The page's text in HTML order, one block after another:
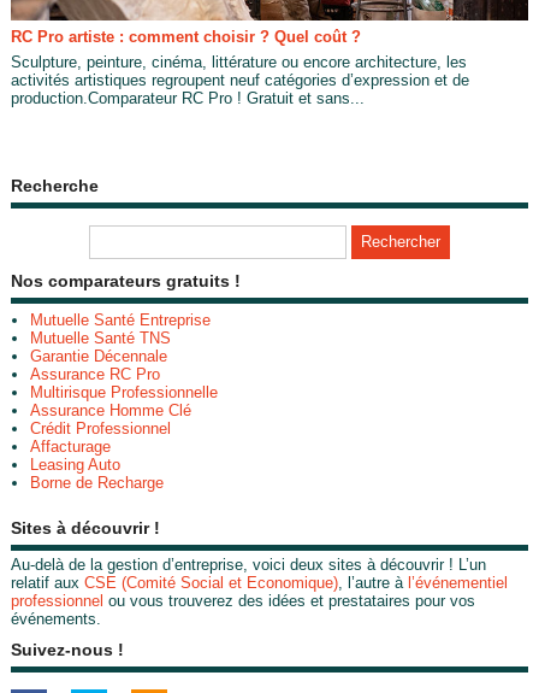
RC Pro artiste : comment choisir ? Quel coût ?
Sculpture, peinture, cinéma, littérature ou encore architecture, les
activités artistiques regroupent neuf catégories d’expression et de
production.Comparateur RC Pro ! Gratuit et sans...
Recherche
Nos comparateurs gratuits !
Mutuelle Santé Entreprise
Mutuelle Santé TNS
Garantie Décennale
Assurance RC Pro
Multirisque Professionnelle
Assurance Homme Clé
Crédit Professionnel
Affacturage
Leasing Auto
Borne de Recharge
Sites à découvrir !
Au-delà de la gestion d’entreprise, voici deux sites à découvrir ! L’un
relatif aux CSE (Comité Social et Economique), l’autre à l’événementiel
professionnel ou vous trouverez des idées et prestataires pour vos
événements.
Suivez-nous !